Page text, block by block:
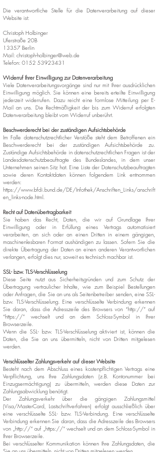
Die verantwortliche Stelle für die Datenverarbeitung auf dieser
Website ist:
Christoph Holbinger
Uferstraße 20B
13357 Berlin
Mail: christoph-holbinger@web.de
Telefon: 0152 53923431
Widerruf Ihrer Einwilligung zur Datenverarbeitung
Viele Datenverarbeitungsvorgänge sind nur mit Ihrer ausdrücklichen
Einwilligung möglich. Sie können eine bereits erteilte Einwilligung
jederzeit widerrufen. Dazu reicht eine formlose Mitteilung per E-
Mail an uns. Die Rechtmäßigkeit der bis zum Widerruf erfolgten
Datenverarbeitung bleibt vom Widerruf unberührt.
Beschwerderecht bei der zuständigen Aufsichtsbehörde
Im Falle datenschutzrechtlicher Verstöße steht dem Betroffenen ein
Beschwerderecht bei der zuständigen Aufsichtsbehörde zu.
Zuständige Aufsichtsbehörde in datenschutzrechtlichen Fragen ist der
Landesdatenschutzbeauftragte des Bundeslandes, in dem unser
Unternehmen seinen Sitz hat. Eine Liste der Datenschutzbeauftragten
sowie deren Kontaktdaten können folgendem Link entnommen
werden:
https://www.bfdi.bund.de/DE/Infothek/Anschriften_Links/anschrift
en_links-node.html.
Recht auf Datenübertragbarkeit
Sie haben das Recht, Daten, die wir auf Grundlage Ihrer
Einwilligung oder in Erfüllung eines Vertrags automatisiert
verarbeiten, an sich oder an einen Dritten in einem gängigen,
maschinenlesbaren Format aushändigen zu lassen. Sofern Sie die
direkte Übertragung der Daten an einen anderen Verantwortlichen
verlangen, erfolgt dies nur, soweit es technisch machbar ist.
SSL- bzw. TLS-Verschlüsselung
Diese Seite nutzt aus Sicherheitsgründen und zum Schutz der
Übertragung vertraulicher Inhalte, wie zum Beispiel Bestellungen
oder Anfragen, die Sie an uns als Seitenbetreiber senden, eine SSL-
bzw. TLS-Verschlüsselung. Eine verschlüsselte Verbindung erkennen
Sie daran, dass die Adresszeile des Browsers von “http://” auf
“https://” wechselt und an dem Schloss-Symbol in Ihrer
Browserzeile.
Wenn die SSL- bzw. TLS-Verschlüsselung aktiviert ist, können die
Daten, die Sie an uns übermitteln, nicht von Dritten mitgelesen
werden.
Verschlüsselter Zahlungsverkehr auf dieser Website
Besteht nach dem Abschluss eines kostenpflichtigen Vertrags eine
Verpflichtung, uns Ihre Zahlungsdaten (z.B. Kontonummer bei
Einzugsermächtigung) zu übermitteln, werden diese Daten zur
Zahlungsabwicklung benötigt.
Der Zahlungsverkehr über die gängigen Zahlungsmittel
(Visa/MasterCard, Lastschriftverfahren) erfolgt ausschließlich über
eine verschlüsselte SSL- bzw. TLS-Verbindung. Eine verschlüsselte
Verbindung erkennen Sie daran, dass die Adresszeile des Browsers
von „http://“ auf „https://“ wechselt und an dem Schloss-Symbol in
Ihrer Browserzeile.
Bei verschlüsselter Kommunikation können Ihre Zahlungsdaten, die